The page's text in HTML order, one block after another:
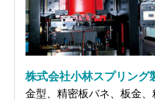
株式会社小林スプリング
金型、精密板バネ、板金